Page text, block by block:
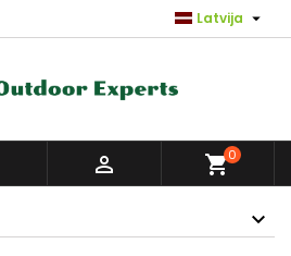
Latvija 
 shopping_cart0